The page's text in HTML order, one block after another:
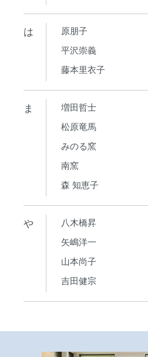
は 原朋子
平沢崇義
藤本里衣子
ま 増田哲士
松原竜馬
みのる窯
南窯
森 知恵子
や 八木橋昇
矢嶋洋一
山本尚子
吉田健宗